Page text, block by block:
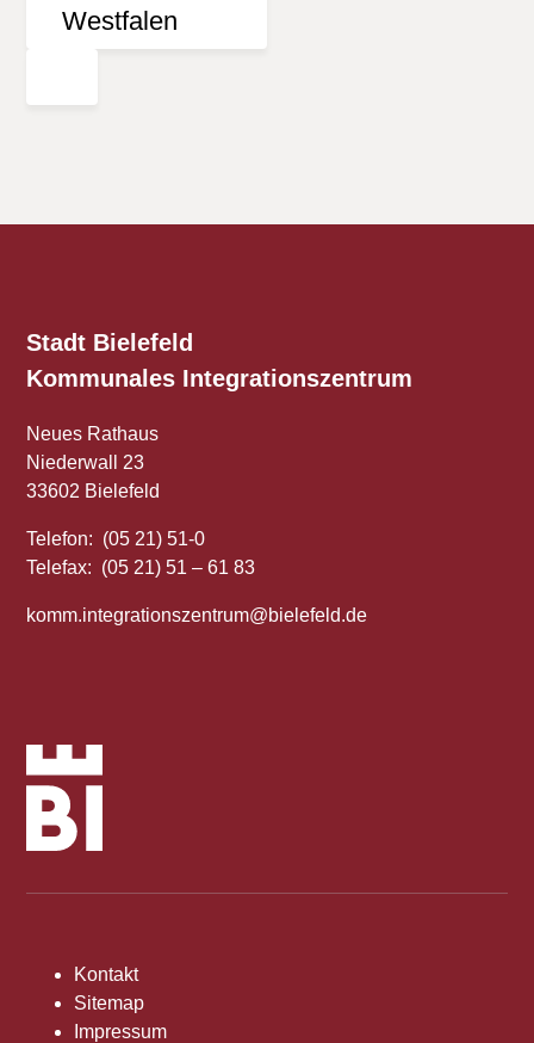
Stadt Bielefeld
Kommunales Integrationszentrum
Neues Rathaus
Niederwall 23
33602 Bielefeld
Telefon: (05 21) 51-0
Telefax: (05 21) 51 – 61 83
komm.integrationszentrum@bielefeld.de
Kontakt
Sitemap
Impressum